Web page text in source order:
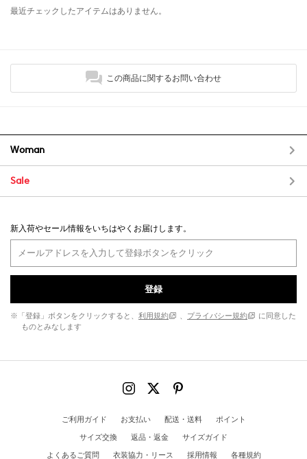
最近チェックしたアイテムはありません。
この商品に関するお問い合わせ
Woman
Sale
新入荷やセール情報をいちはやくお届けします。
登録
※「登録」ボタンをクリックすると、 利用規約 、 プライバシー規約
に同意した
ものとみなします
ご利用ガイド お支払い 配送・送料
ポイント
サイズ交換
返品・返金
サイズガイド
よくあるご質問
衣装協力・リース 採用情報 各種規約